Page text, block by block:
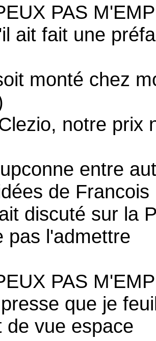
PAS
ait fait une
monté chez
notre prix
entre
de
discuté sur la
pas l'admettre
PAS
que je
de vue espace